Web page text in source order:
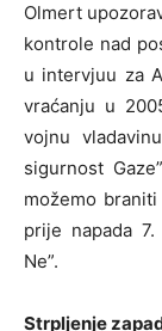
Olmert
kontrole nad
u intervjuu za
vraćanju u
vojnu
sigurnost
možemo
prije napada
Ne”.
Strpljenje